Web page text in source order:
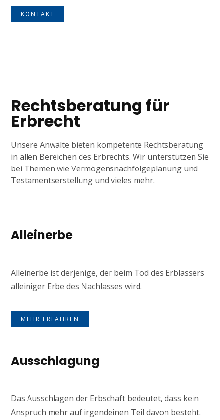
KONTAKT
Rechtsberatung für
Erbrecht
Unsere Anwälte bieten kompetente Rechtsberatung
in allen Bereichen des Erbrechts. Wir unterstützen Sie
bei Themen wie Vermögensnachfolgeplanung und
Testamentserstellung und vieles mehr.
Alleinerbe
Alleinerbe ist derjenige, der beim Tod des Erblassers
alleiniger Erbe des Nachlasses wird.
MEHR ERFAHREN
Ausschlagung
Das Ausschlagen der Erbschaft bedeutet, dass kein
Anspruch mehr auf irgendeinen Teil davon besteht.